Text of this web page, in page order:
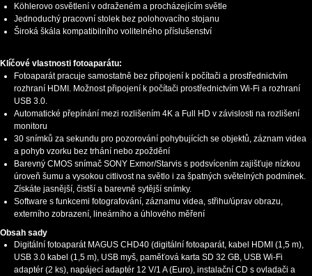
Köhlerovo osvětlení v odraženém a procházejícím světle
Jednoduchý pracovní stolek bez polohovacího stojanu
Široká škála kompatibilního volitelného příslušenství
Klíčové vlastnosti fotoaparátu:
Fotoaparát pracuje samostatně bez připojení k počítači a prostřednictvím
rozhraní HDMI. Možnost připojení k počítači prostřednictvím Wi-Fi a rozhraní
USB 3.0.
Automatické přepínání mezi rozlišením 4K a Full HD v závislosti na rozlišení
monitoru
30 snímků za sekundu pro pozorování pohybujících se objektů, záznam videa
a pohyb vzorku bez trhání nebo zpoždění
Barevný CMOS snímač SONY Exmor/Starvis s podsvícením zajišťuje nízkou
úroveň šumu a vysokou citlivost na světlo i za špatných světelných podmínek.
Získáte jasnější, čistší a barevně sytější snímky.
Software s funkcemi fotografování, záznamu videa, střihu/úprav obrazu,
externího zobrazení, lineárního a úhlového měření
Obsah sady
Digitální fotoaparát MAGUS CHD40 (digitální fotoaparát, kabel HDMI (1,5 m),
USB 3.0 kabel (1,5 m), USB myš, paměťová karta SD 32 GB, USB Wi-Fi
adaptér (2 ks), napájecí adaptér 12 V/1 A (Euro), instalační CD s ovladači a